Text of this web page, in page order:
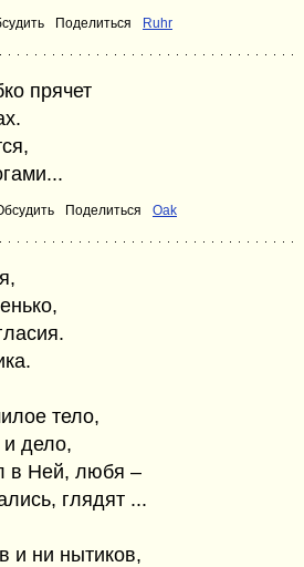
Поделиться Ruhr
прячет
Поделиться Oak
тело,
и дело,
в Ней, любя –
глядят ...
и ни нытиков,